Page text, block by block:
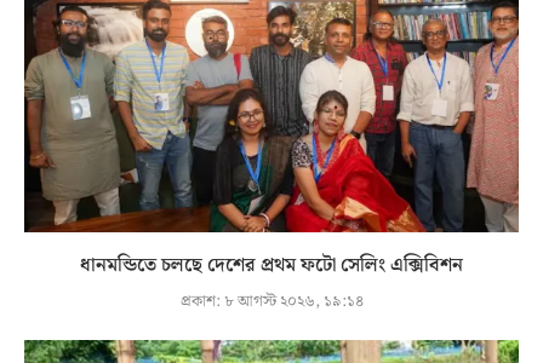
ধানমন্ডিতে চলছে দেশের প্রথম ফটো সেলিং এক্সিবিশন
প্রকাশ: ৮ আগস্ট ২০২৬, ১৯:১৪